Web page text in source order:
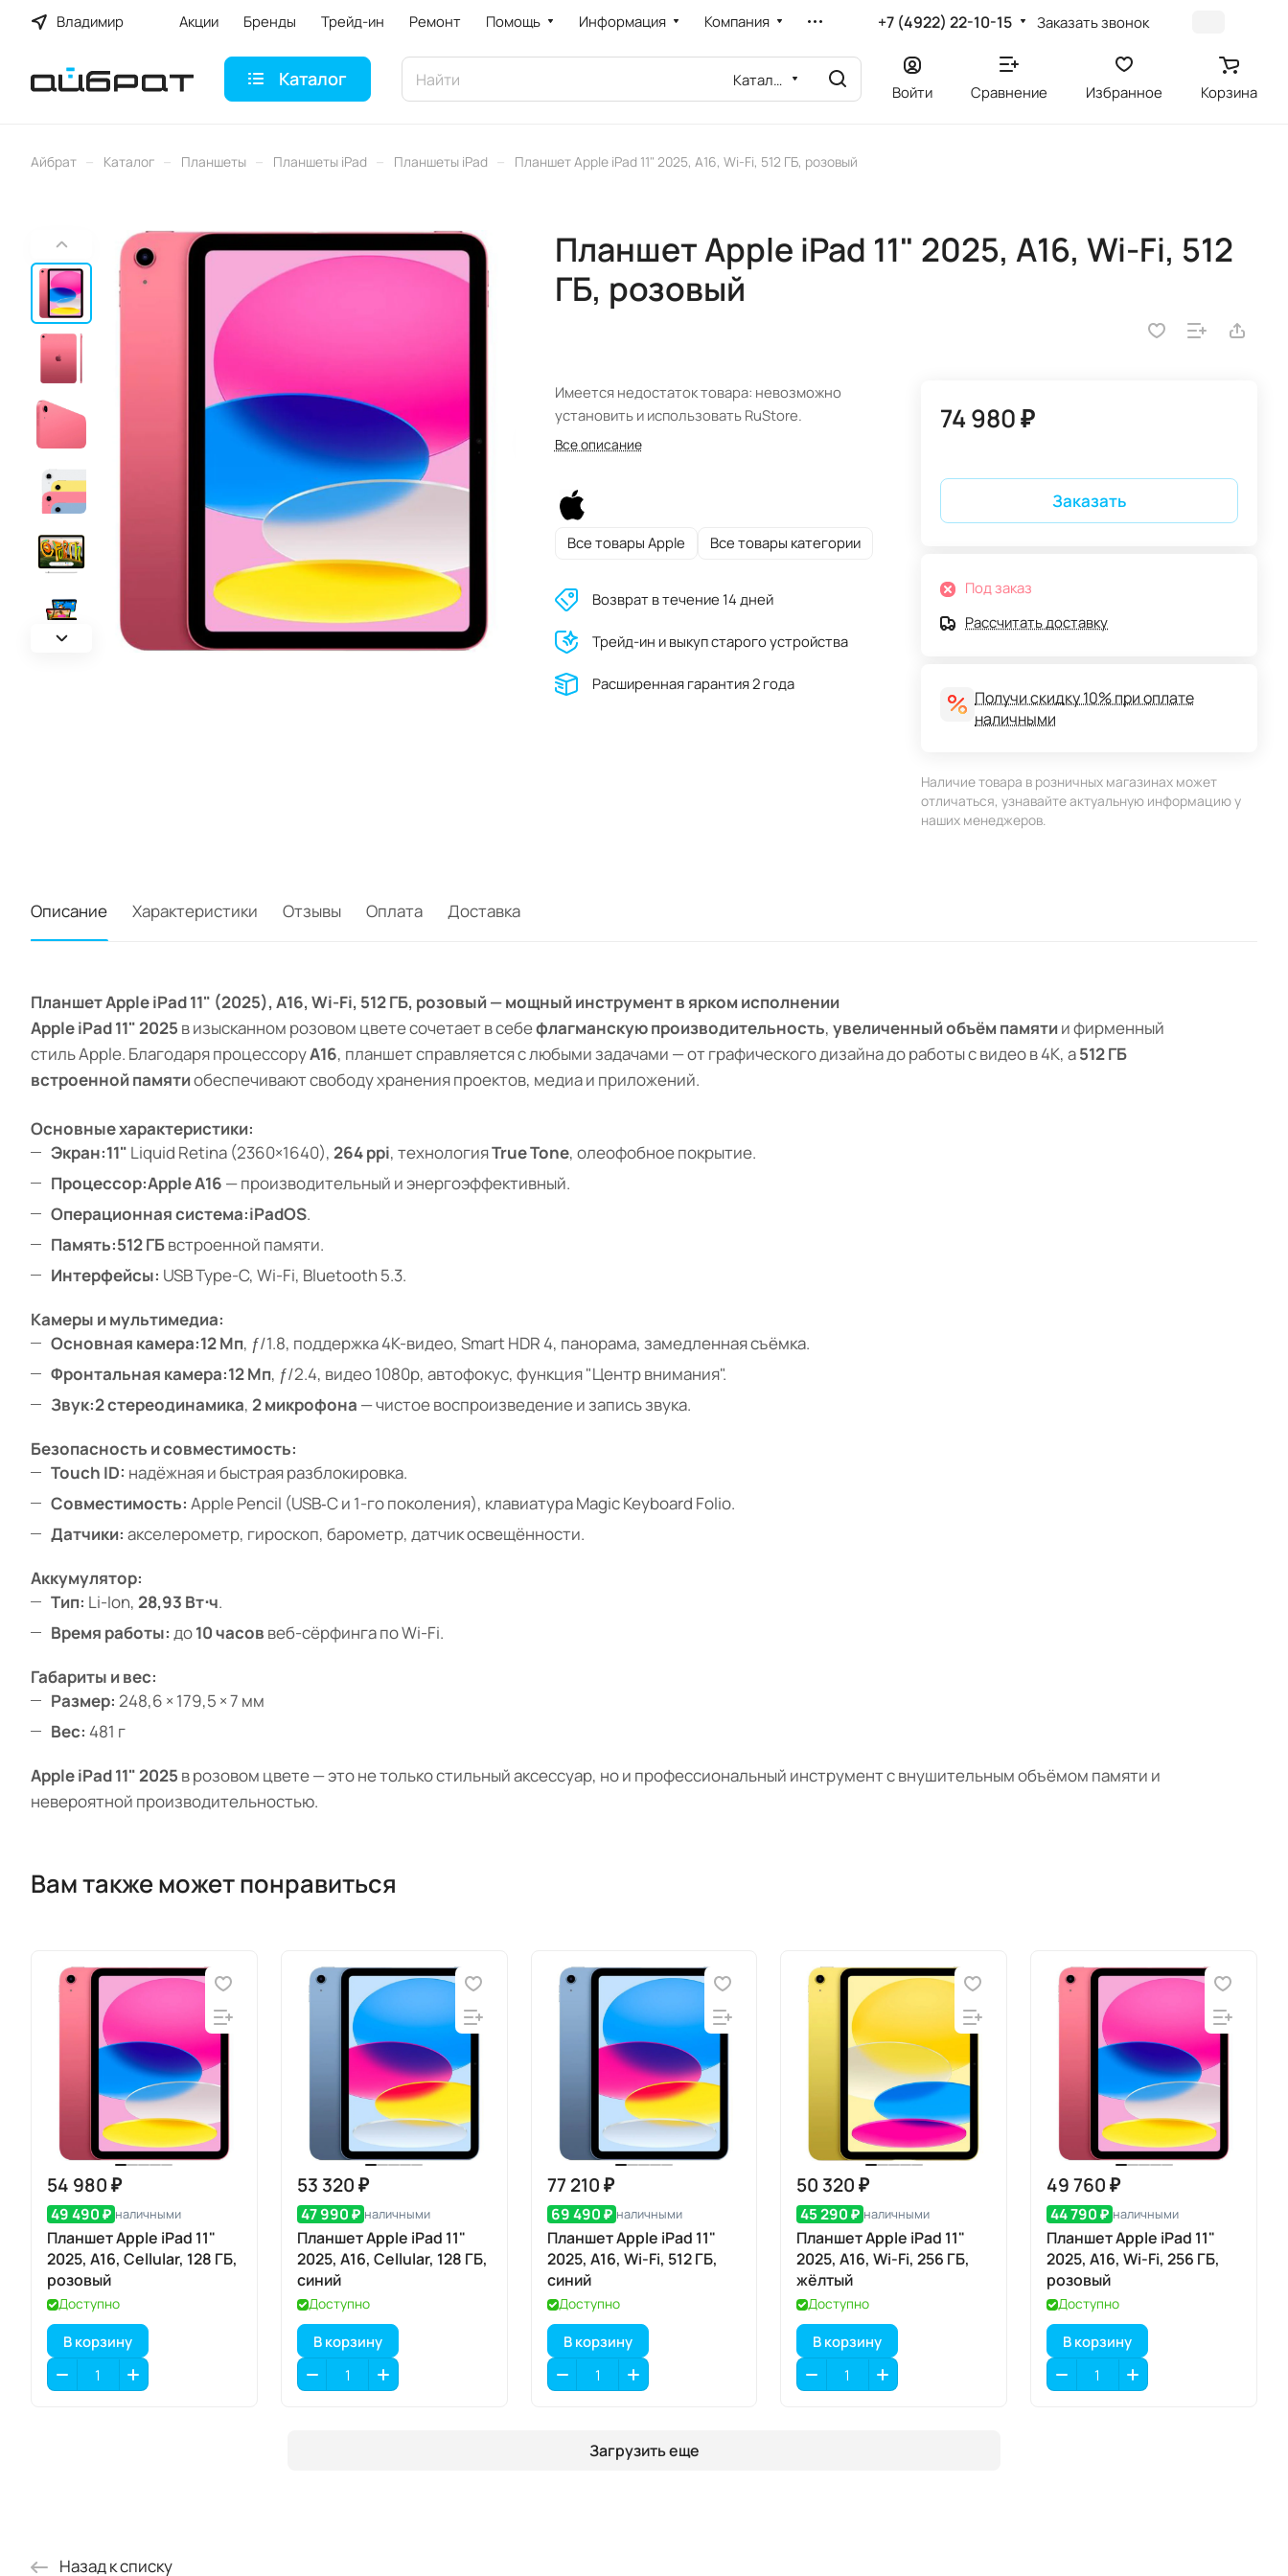
Владимир Акции Бренды Трейд-ин Ремонт Помощь Информация Компания +7 (4922) 22-10-15 Заказать звонок
Каталог Каталог
Войти Сравнение Избранное Корзина
Айбрат – Каталог – Планшеты – Планшеты iPad – Планшеты iPad – Планшет Apple iPad 11" 2025, A16, Wi-Fi, 512 ГБ, розовый
Планшет Apple iPad 11" 2025, A16, Wi-Fi, 512
ГБ, розовый
Имеется недостаток товара: невозможно
установить и использовать RuStore.
Все описание
Все товары Apple Все товары категории
Возврат в течение 14 дней
Трейд-ин и выкуп старого устройства
Расширенная гарантия 2 года
74 980 ₽
Заказать
Под заказ
Рассчитать доставку
Получи скидку 10% при оплате
наличными
Наличие товара в розничных магазинах может
отличаться, узнавайте актуальную информацию у
наших менеджеров.
Описание Характеристики Отзывы Оплата Доставка
Планшет Apple iPad 11" (2025), A16, Wi-Fi, 512 ГБ, розовый — мощный инструмент в ярком исполнении
Apple iPad 11" 2025 в изысканном розовом цвете сочетает в себефлагманскую производительность, увеличенный объём памятии фирменный
стиль Apple. Благодаря процессоруA16, планшет справляется с любыми задачами — от графического дизайна до работы с видео в 4K, а512 ГБ
встроенной памятиобеспечивают свободу хранения проектов, медиа и приложений.
Основные характеристики:
Экран:11" Liquid Retina (2360×1640), 264 ppi, технологияTrue Tone, олеофобное покрытие.
Процессор:Apple A16 — производительный и энергоэффективный.
Операционная система:iPadOS.
Память:512 ГБвстроенной памяти.
Интерфейсы: USB Type-C, Wi-Fi, Bluetooth 5.3.
Камеры и мультимедиа:
Основная камера:12 Мп, ƒ/1.8, поддержка 4K-видео, Smart HDR 4, панорама, замедленная съёмка.
Фронтальная камера:12 Мп, ƒ/2.4, видео 1080p, автофокус, функция "Центр внимания".
Звук:2 стереодинамика, 2 микрофона — чистое воспроизведение и запись звука.
Безопасность и совместимость:
Touch ID: надёжная и быстрая разблокировка.
Совместимость: Apple Pencil (USB‑C и 1-го поколения), клавиатура Magic Keyboard Folio.
Датчики: акселерометр, гироскоп, барометр, датчик освещённости.
Аккумулятор:
Тип: Li-Ion, 28,93 Вт⋅ч.
Время работы: до10 часов веб-сёрфинга по Wi-Fi.
Габариты и вес:
Размер: 248,6 × 179,5 × 7 мм
Вес: 481 г
Apple iPad 11" 2025 в розовом цвете — это не только стильный аксессуар, но и профессиональный инструмент с внушительным объёмом памяти и
невероятной производительностью.
Вам также может понравиться
54 980 ₽
49 490 ₽ наличными
Планшет Apple iPad 11"
2025, A16, Cellular, 128 ГБ,
розовый
Доступно
В корзину
53 320 ₽
47 990 ₽ наличными
Планшет Apple iPad 11"
2025, A16, Cellular, 128 ГБ,
синий
Доступно
В корзину
77 210 ₽
69 490 ₽ наличными
Планшет Apple iPad 11"
2025, A16, Wi-Fi, 512 ГБ,
синий
Доступно
В корзину
50 320 ₽
45 290 ₽ наличными
Планшет Apple iPad 11"
2025, A16, Wi-Fi, 256 ГБ,
жёлтый
Доступно
В корзину
49 760 ₽
44 790 ₽ наличными
Планшет Apple iPad 11"
2025, A16, Wi-Fi, 256 ГБ,
розовый
Доступно
В корзину
Загрузить еще
Назад к списку